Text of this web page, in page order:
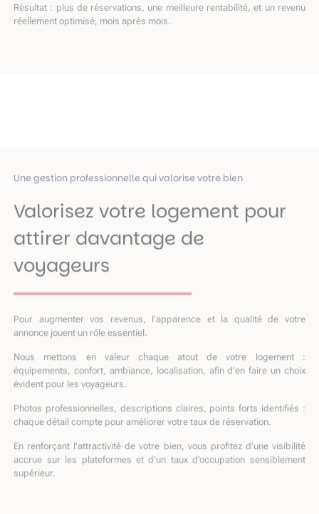
Résultat : plus de réservations, une meilleure rentabilité, et un revenu
réellement optimisé, mois après mois.
Une gestion professionnelle qui valorise votre bien
Valorisez votre logement pour
attirer davantage de
voyageurs
Pour augmenter vos revenus, l’apparence et la qualité de votre
annonce jouent un rôle essentiel.
Nous mettons en valeur chaque atout de votre logement :
équipements, confort, ambiance, localisation, afin d’en faire un choix
évident pour les voyageurs.
Photos professionnelles, descriptions claires, points forts identifiés :
chaque détail compte pour améliorer votre taux de réservation.
En renforçant l’attractivité de votre bien, vous profitez d’une visibilité
accrue sur les plateformes et d’un taux d’occupation sensiblement
supérieur.